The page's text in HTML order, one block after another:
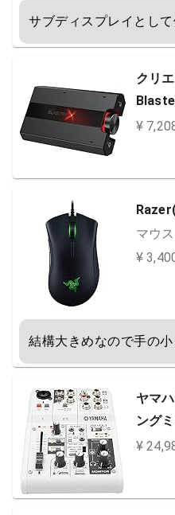
サブディスプレイとして
クリ
¥
マウス
¥
結構大きめなので手の
ヤマ
¥